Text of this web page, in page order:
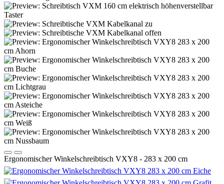
Ergonomischer Winkelschreibtisch VXY8 - 283 x 200 cm